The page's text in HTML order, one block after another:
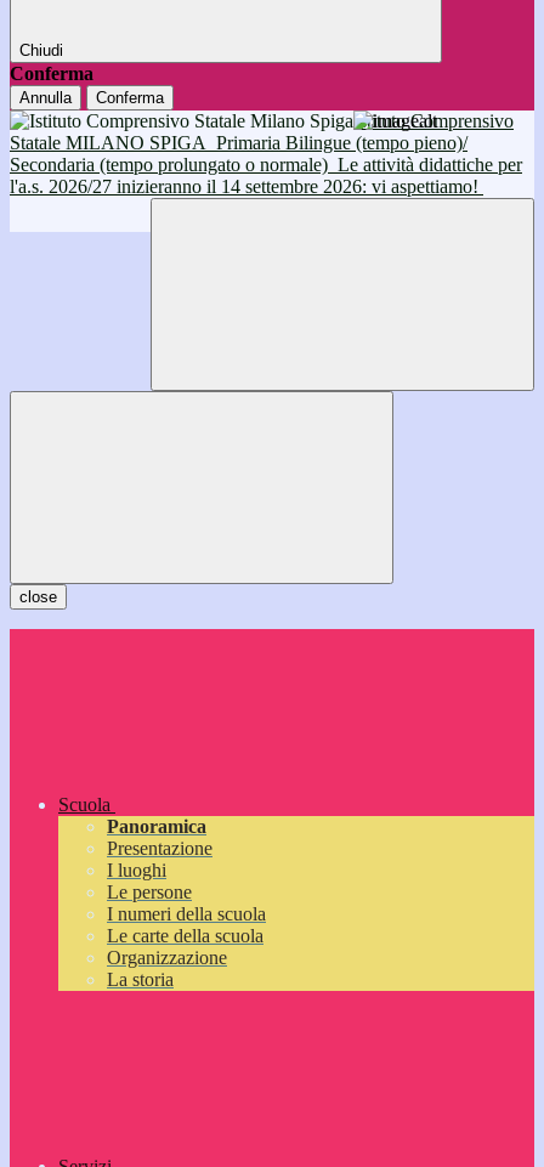
Chiudi
Conferma
Annulla Conferma
Istituto Comprensivo
Statale MILANO SPIGA Primaria Bilingue (tempo pieno)/
Secondaria (tempo prolungato o normale) Le attività didattiche per
l'a.s. 2026/27 inizieranno il 14 settembre 2026: vi aspettiamo!
close
Scuola
Panoramica
Presentazione
I luoghi
Le persone
I numeri della scuola
Le carte della scuola
Organizzazione
La storia